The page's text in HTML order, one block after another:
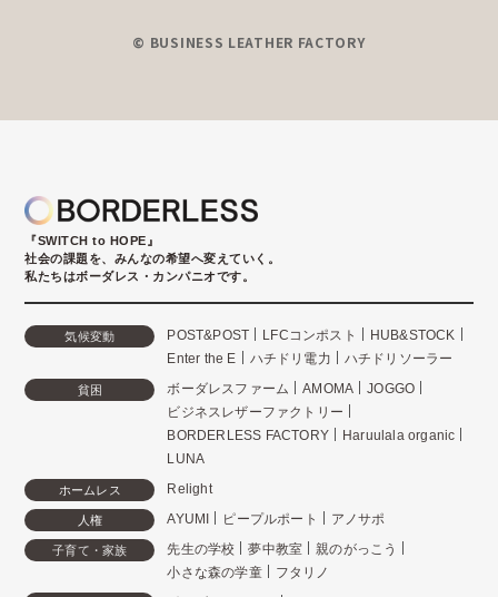
© BUSINESS LEATHER FACTORY
『SWITCH to HOPE』
社会の課題を、みんなの希望へ変えていく。
私たちはボーダレス・カンパニオです。
気候変動 POST&POST LFCコンポスト
HUB&STOCK
Enter the E
ハチドリ電力 ハチドリソーラー
貧困 ボーダレスファーム AMOMA
JOGGO
ビジネスレザーファクトリー
BORDERLESS FACTORY
Haruulala organic
LUNA
ホームレス Relight
人権 AYUMI ピープルポート アノサポ
子育て・家族 先生の学校 夢中教室
親のがっこう
小さな森の学童
フタリノ